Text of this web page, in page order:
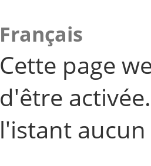
Français
Cette page
d'être
l'istant